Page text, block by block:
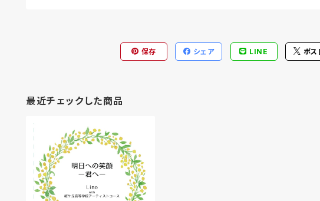
保存 シェア LINE ポス
最近チェックした商品